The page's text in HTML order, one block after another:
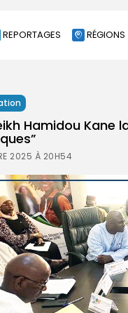
REPORTAGES RÉGIONS
Hamidou
2025 À 20H54